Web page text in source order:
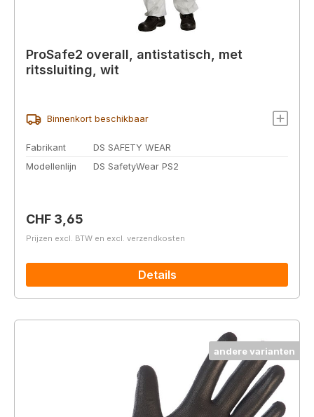
ProSafe2 overall, antistatisch, met
ritssluiting, wit
Binnenkort beschikbaar
Fabrikant
DS SAFETY WEAR
Modellenlijn
DS SafetyWear PS2
Normale prijs:
CHF 3,65
Prijzen excl. BTW en excl. verzendkosten
Details
andere varianten